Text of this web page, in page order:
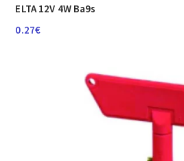
ELTA 12V 4W Ba9s
0.27€